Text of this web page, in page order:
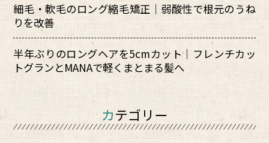
細毛・軟毛のロング縮毛矯正｜弱酸性で根元のうね
りを改善
半年ぶりのロングヘアを5cmカット｜フレンチカッ
トグランとMANAで軽くまとまる髪へ
カテゴリー